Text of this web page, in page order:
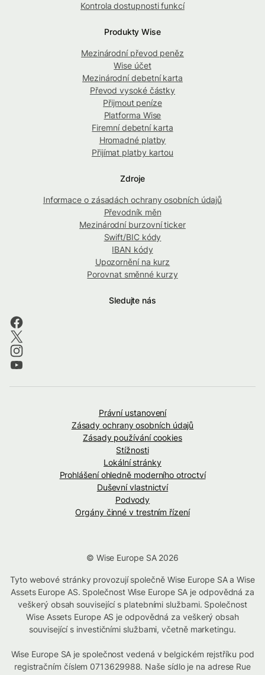
Kontrola dostupnosti funkcí
Produkty Wise
Mezinárodní převod peněz
Wise účet
Mezinárodní debetní karta
Převod vysoké částky
Přijmout peníze
Platforma Wise
Firemní debetní karta
Hromadné platby
Přijímat platby kartou
Zdroje
Informace o zásadách ochrany osobních údajů
Převodník měn
Mezinárodní burzovní ticker
Swift/BIC kódy
IBAN kódy
Upozornění na kurz
Porovnat směnné kurzy
Sledujte nás
Právní ustanovení
Zásady ochrany osobních údajů
Zásady používání cookies
Stížnosti
Lokální stránky
Prohlášení ohledně moderního otroctví
Duševní vlastnictví
Podvody
Orgány činné v trestním řízení
© Wise Europe SA 2026
Tyto webové stránky provozují společně Wise Europe SA a Wise
Assets Europe AS. Společnost Wise Europe SA je odpovědná za
veškerý obsah související s platebními službami. Společnost
Wise Assets Europe AS je odpovědná za veškerý obsah
související s investičními službami, včetně marketingu.
Wise Europe SA je společnost vedená v belgickém rejstříku pod
registračním číslem 0713629988. Naše sídlo je na adrese Rue